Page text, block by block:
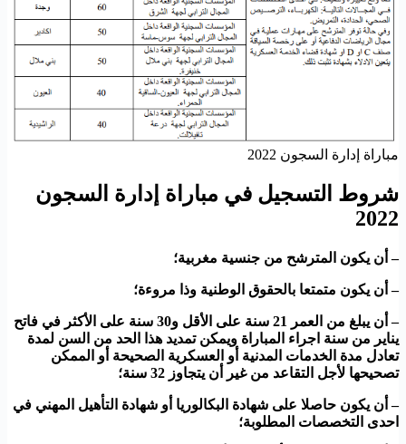
مباراة إدارة السجون 2022
شروط التسجيل في مباراة إدارة السجون
2022
– أن يكون المترشح من جنسية مغربية؛
– أن يكون متمتعا بالحقوق الوطنية وذا مروءة؛
– أن يبلغ من العمر 21 سنة على الأقل و30 سنة على الأكثر في فاتح
يناير من سنة اجراء المباراة ويمكن تمديد هذا الحد من السن لمدة
تعادل مدة الخدمات المدنية أو العسكرية الصحيحة أو الممكن
تصحيحها لأجل التقاعد من غير أن يتجاوز 32 سنة؛
– أن يكون حاصلا على شهادة البكالوريا أو شهادة التأهيل المهني في
احدى التخصصات المطلوبة؛